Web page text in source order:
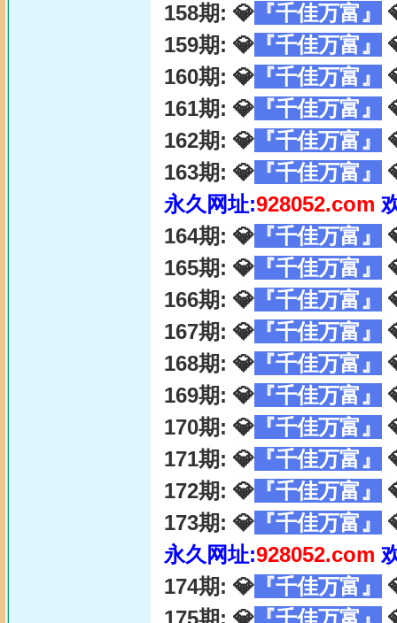
158期: 💎 『千佳万富』
159期: 💎 『千佳万富』
160期: 💎 『千佳万富』
161期: 💎 『千佳万富』
162期: 💎 『千佳万富』
163期: 💎 『千佳万富』
永久网址:928052.com
164期: 💎 『千佳万富』
165期: 💎 『千佳万富』
166期: 💎 『千佳万富』
167期: 💎 『千佳万富』
168期: 💎 『千佳万富』
169期: 💎 『千佳万富』
170期: 💎 『千佳万富』
171期: 💎 『千佳万富』
172期: 💎 『千佳万富』
173期: 💎 『千佳万富』
永久网址:928052.com
174期: 💎 『千佳万富』